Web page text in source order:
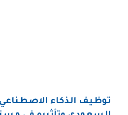
توظيف الذكاء الاصطناعي